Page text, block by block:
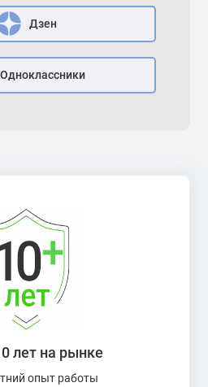
Дзен
Одноклассники
лет на рынке
опыт работы